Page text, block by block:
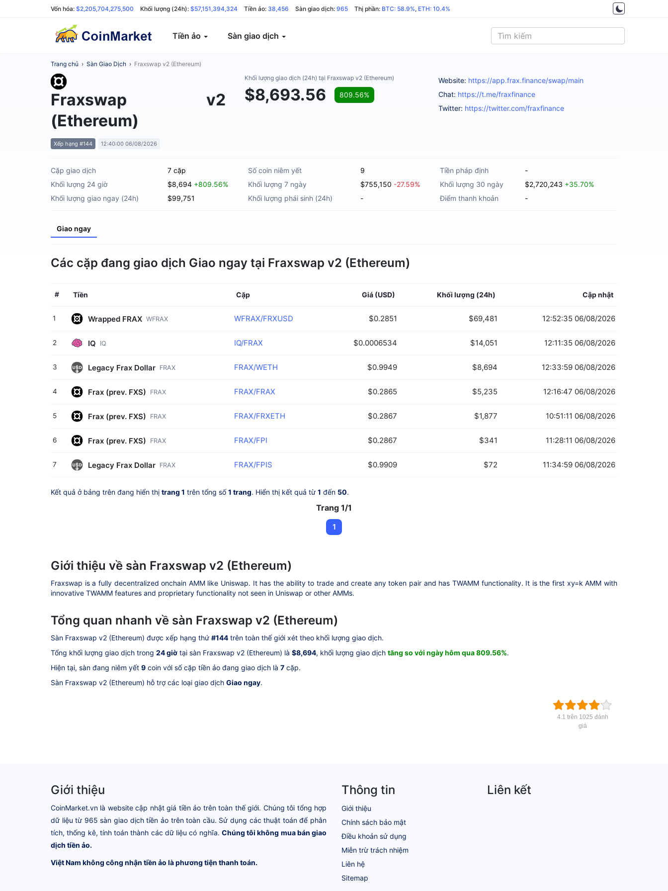
Vốn hóa: $2,205,704,275,500 Khối lượng (24h): $57,151,394,324 Tiền ảo: 38,456 Sàn giao dịch: 965 Thị phần: BTC: 58.9%, ETH: 10.4%
Tiền ảo Sàn giao dịch
Trang chủ › Sàn Giao Dịch › Fraxswap v2 (Ethereum)
Fraxswap v2
(Ethereum)
Xếp hạng #144 12:40:00 06/08/2026
Khối lượng giao dịch (24h) tại Fraxswap v2 (Ethereum)
$8,693.56 809.56%
Website: https://app.frax.finance/swap/main
Chat: https://t.me/fraxfinance
Twitter: https://twitter.com/fraxfinance
Cặp giao dịch 7 cặp Số coin niêm yết 9 Tiền pháp định
-
Khối lượng 24 giờ
$8,694 +809.56% Khối lượng 7 ngày $755,150 -27.59% Khối lượng 30 ngày $2,720,243 +35.70%
Khối lượng giao ngay (24h)
$99,751 Khối lượng phái sinh (24h) - Điểm thanh khoản -
Giao ngay
Các cặp đang giao dịch Giao ngay tại Fraxswap v2 (Ethereum)
# Tiền Cặp Giá (USD) Khối lượng (24h) Cập nhật
1 Wrapped FRAX WFRAX WFRAX/FRXUSD $0.2851 $69,481 12:52:35 06/08/2026
2 IQ IQ IQ/FRAX $0.0006534 $14,051 12:11:35 06/08/2026
3 Legacy Frax Dollar FRAX FRAX/WETH $0.9949 $8,694 12:33:59 06/08/2026
4 Frax (prev. FXS) FRAX FRAX/FRAX $0.2865 $5,235 12:16:47 06/08/2026
5 Frax (prev. FXS) FRAX FRAX/FRXETH $0.2867 $1,877 10:51:11 06/08/2026
6 Frax (prev. FXS) FRAX FRAX/FPI $0.2867 $341 11:28:11 06/08/2026
7 Legacy Frax Dollar FRAX FRAX/FPIS $0.9909 $72 11:34:59 06/08/2026
Kết quả ở bảng trên đang hiển thị trang 1 trên tổng số1 trang. Hiển thị kết quả từ 1 đến 50.
Trang 1/1
1
Giới thiệu về sàn Fraxswap v2 (Ethereum)
Fraxswap is a fully decentralized onchain AMM like Uniswap. It has the ability to trade and create any token pair and has TWAMM functionality. It is the first xy=k AMM with
innovative TWAMM features and proprietary functionality not seen in Uniswap or other AMMs.
Tổng quan nhanh về sàn Fraxswap v2 (Ethereum)
Sàn Fraxswap v2 (Ethereum) được xếp hạng thứ #144 trên toàn thế giới xét theo khối lượng giao dịch.
Tổng khối lượng giao dịch trong 24 giờ tại sàn Fraxswap v2 (Ethereum) là $8,694, khối lượng giao dịch tăng so với ngày hôm qua 809.56%.
Hiện tại, sàn đang niêm yết 9 coin với số cặp tiền ảo đang giao dịch là 7 cặp.
Sàn Fraxswap v2 (Ethereum) hỗ trợ các loại giao dịch Giao ngay.
4.1 trên 1025 đánh
giá
Giới thiệu
CoinMarket.vn là website cập nhật giá tiền ảo trên toàn thế giới. Chúng tôi tổng hợp
dữ liệu từ 965 sàn giao dịch tiền ảo trên toàn cầu. Sử dụng các thuật toán để phân
tích, thống kê, tính toán thành các dữ liệu có nghĩa. Chúng tôi không mua bán giao
dịch tiền ảo.
Việt Nam không công nhận tiền ảo là phương tiện thanh toán.
Thông tin
Giới thiệu
Chính sách bảo mật
Điều khoản sử dụng
Miễn trừ trách nhiệm
Liên hệ
Sitemap
Liên kết